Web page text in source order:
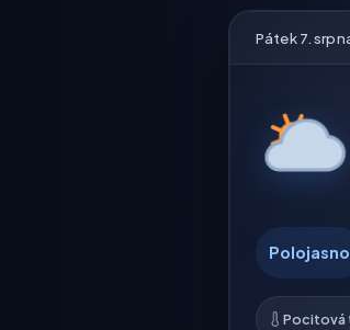
Pátek 7.
Polojasno
Pocitová